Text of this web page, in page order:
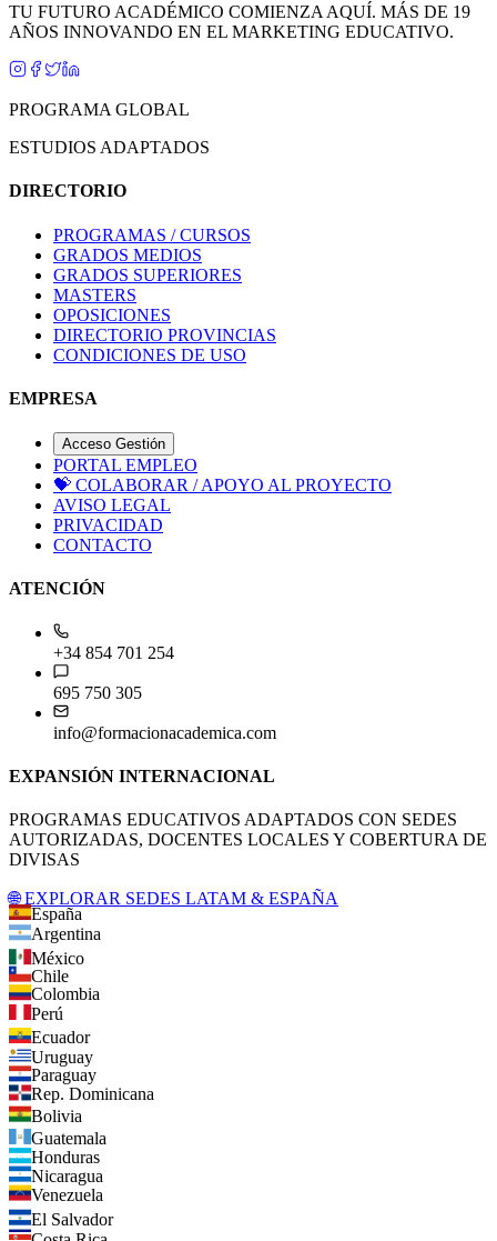
TU FUTURO ACADÉMICO COMIENZA AQUÍ. MÁS DE 19
AÑOS INNOVANDO EN EL MARKETING EDUCATIVO.
PROGRAMA GLOBAL
ESTUDIOS ADAPTADOS
DIRECTORIO
PROGRAMAS / CURSOS
GRADOS MEDIOS
GRADOS SUPERIORES
MASTERS
OPOSICIONES
DIRECTORIO PROVINCIAS
CONDICIONES DE USO
EMPRESA
Acceso Gestión
PORTAL EMPLEO
💝 COLABORAR / APOYO AL PROYECTO
AVISO LEGAL
PRIVACIDAD
CONTACTO
ATENCIÓN
+34 854 701 254
695 750 305
info@formacionacademica.com
EXPANSIÓN INTERNACIONAL
PROGRAMAS EDUCATIVOS ADAPTADOS CON SEDES
AUTORIZADAS, DOCENTES LOCALES Y COBERTURA DE
DIVISAS
🌐 EXPLORAR SEDES LATAM & ESPAÑA
España
Argentina
México
Chile
Colombia
Perú
Ecuador
Uruguay
Paraguay
Rep. Dominicana
Bolivia
Guatemala
Honduras
Nicaragua
Venezuela
El Salvador